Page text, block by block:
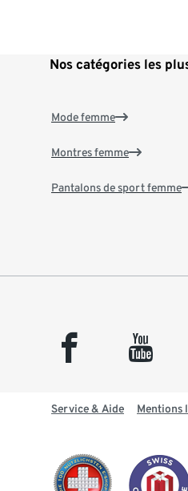
Nos catégories les
Mode femme
Montres femme
Pantalons de sport femme
facebook youtube
Service & Aide Mentions